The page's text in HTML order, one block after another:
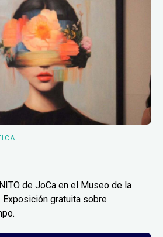
de JoCa en el Museo de la
Exposición gratuita sobre